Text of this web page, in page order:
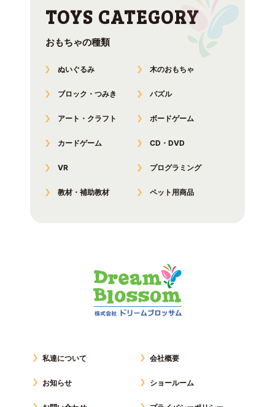
おもちゃの種類
ぬいぐるみ 木のおもちゃ
ブロック・つみき パズル
アート・クラフト ボードゲーム
カードゲーム CD・DVD
VR プログラミング
教材・補助教材 ペット用商品
私達について
お知らせ
会社概要
ショールーム